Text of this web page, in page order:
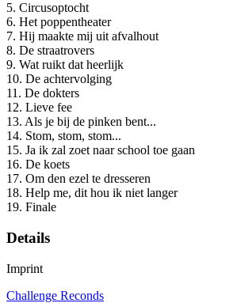
5. Circusoptocht
6. Het poppentheater
7. Hij maakte mij uit afvalhout
8. De straatrovers
9. Wat ruikt dat heerlijk
10. De achtervolging
11. De dokters
12. Lieve fee
13. Als je bij de pinken bent...
14. Stom, stom, stom...
15. Ja ik zal zoet naar school toe gaan
16. De koets
17. Om den ezel te dresseren
18. Help me, dit hou ik niet langer
19. Finale
Details
Imprint
Challenge Reconds